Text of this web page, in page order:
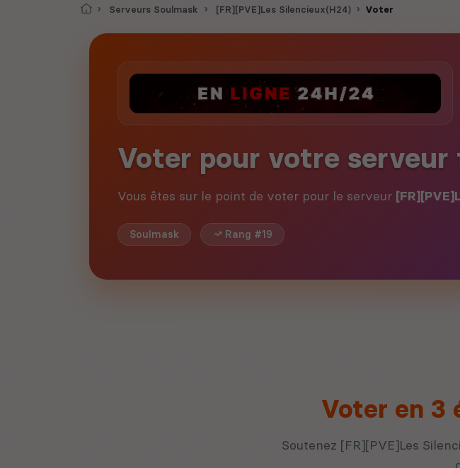
AccueilServeurs Soulmask [FR][PVE]Les Silencieux(H24) Voter
Voter pour votre serveur
Vous êtes sur le point de voter pour le serveur
Soulmask Rang #19
Voter en 3
Soutenez [FR][PVE]Les